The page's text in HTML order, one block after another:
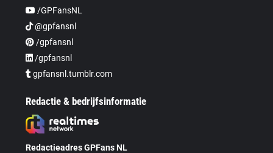
/GPFansNL
@gpfansnl
/gpfansnl
/gpfansnl
gpfansnl.tumblr.com
Redactie & bedrijfsinformatie
Redactieadres GPFans NL